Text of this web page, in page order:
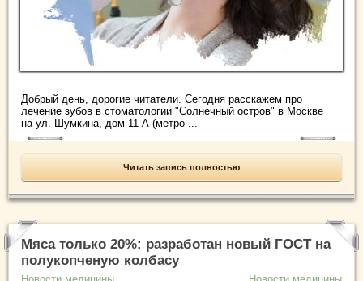
Добрый день, дорогие читатели. Сегодня расскажем про
лечение зубов в стоматологии "Солнечный остров" в Москве
на ул. Шумкина, дом 11-А (метро ...
Читать запись полностью
Мяса только 20%: разработан новый ГОСТ на
полукопченую колбасу